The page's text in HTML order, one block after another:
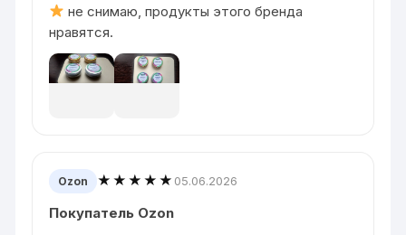
не снимаю, продукты этого бренда
нравятся.
Ozon ★★★★★ 05.06.2026
Покупатель Ozon